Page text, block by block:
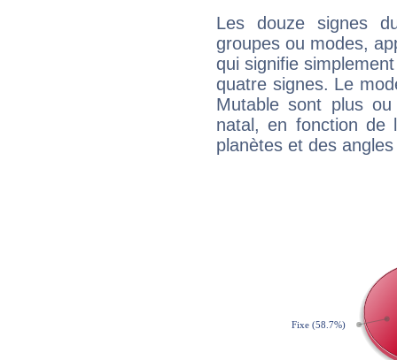
Les douze signes
groupes ou modes,
qui signifie
quatre signes. Le
Mutable sont plus
natal, en fonction de
planètes et des